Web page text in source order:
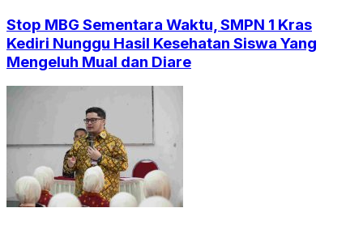
Stop MBG Sementara Waktu, SMPN 1 Kras
Kediri Nunggu Hasil Kesehatan Siswa Yang
Mengeluh Mual dan Diare